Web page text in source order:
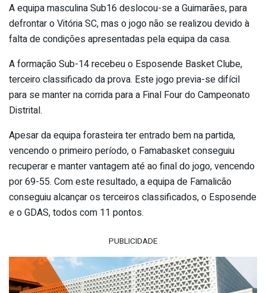
A equipa masculina Sub16 deslocou-se a Guimarães, para
defrontar o Vitória SC, mas o jogo não se realizou devido à
falta de condições apresentadas pela equipa da casa.
A formação Sub-14 recebeu o Esposende Basket Clube,
terceiro classificado da prova. Este jogo previa-se difícil
para se manter na corrida para a Final Four do Campeonato
Distrital.
Apesar da equipa forasteira ter entrado bem na partida,
vencendo o primeiro período, o Famabasket conseguiu
recuperar e manter vantagem até ao final do jogo, vencendo
por 69-55. Com este resultado, a equipa de Famalicão
conseguiu alcançar os terceiros classificados, o Esposende
e o GDAS, todos com 11 pontos.
PUBLICIDADE